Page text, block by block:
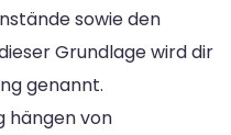
sowie den
Grundlage wird dir
genannt.
hängen von